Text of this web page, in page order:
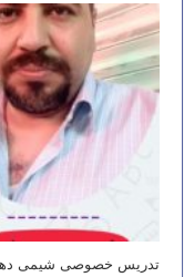
تدریس خصوصی شیمی